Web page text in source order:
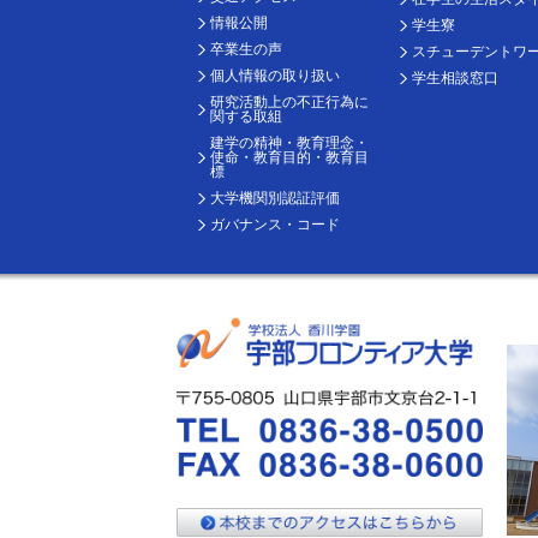
情報公開
卒業生の声
個人情報の取り扱い
研究活動上の不正行為に
関する取組
建学の精神・教育理念・
使命・教育目的・教育目
標
大学機関別認証評価
ガバナンス・コード
学生寮
スチューデントワ
学生相談窓口